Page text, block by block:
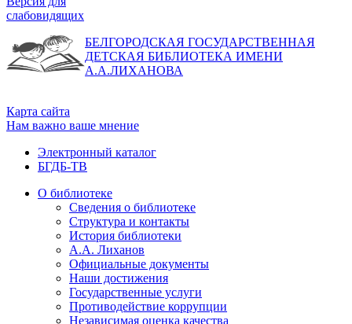
слабовидящих
БЕЛГОРОДСКАЯ ГОСУДАРСТВЕННАЯ
ДЕТСКАЯ БИБЛИОТЕКА ИМЕНИ
А.А.ЛИХАНОВА
Карта сайта
Нам важно ваше мнение
Электронный каталог
БГДБ-ТВ
О библиотеке
Сведения о библиотеке
Структура и контакты
История библиотеки
А.А. Лиханов
Официальные документы
Наши достижения
Государственные услуги
Противодействие коррупции
Независимая оценка качества